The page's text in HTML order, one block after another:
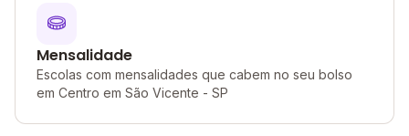
Mensalidade
Escolas com mensalidades que cabem no seu bolso
em Centro em São Vicente - SP